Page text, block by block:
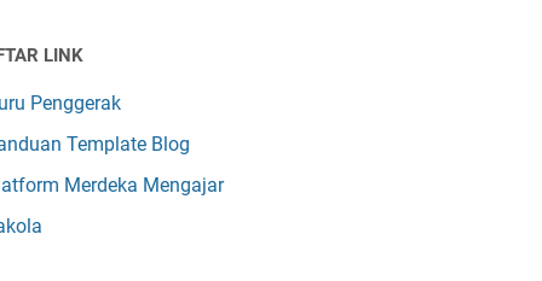
LINK
Penggerak
Template Blog
Merdeka Mengajar